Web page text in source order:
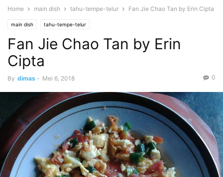
Home main dish tahu-tempe-telur Fan Jie Chao Tan by Erin Cipta
main dish tahu-tempe-telur
Fan Jie Chao Tan by Erin
Cipta
By dimas - Mei 6, 2018 0